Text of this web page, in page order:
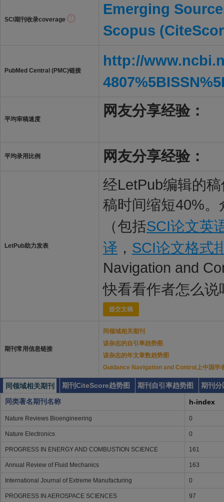
SCI期刊收录coverage
Emerging
Scopus
PubMed Central (PMC)链接
http://
平均审稿速度
网友分享经验：
平均录用比例 网友分享经验：
LetPub助力发表
经LetPub编辑的
稿时间缩短40%
（包括SCI论文英
译 ， SCI论文格式
Navigation and
快看看作者怎么说
提交文稿
期刊常用信息链接
同领域相关期刊
该杂志的自引率趋势图
该杂志的年文章数趋势图
Guidance Navigation and Control上中国学
同领域相关期刊 期刊CiteScore趋势图 期刊自引率趋势图
期刊分
同类著名期刊名称
h-index
Nature Reviews Bioengineering 0
Nature Electronics 0
PROGRESS IN ENERGY AND COMBUSTION SCIENCE 161
Annual Review of Fluid Mechanics 163
International Journal of Extreme Manufacturing 0
PROGRESS IN AEROSPACE SCIENCES 97